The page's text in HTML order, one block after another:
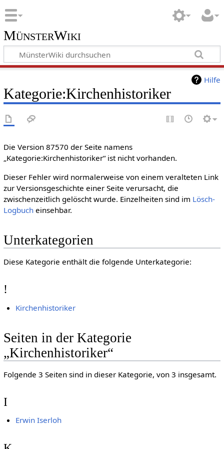
MünsterWiki
Hilfe
Kategorie:Kirchenhistoriker
Die Version 87570 der Seite namens
„Kategorie:Kirchenhistoriker“ ist nicht vorhanden.
Dieser Fehler wird normalerweise von einem veralteten Link
zur Versionsgeschichte einer Seite verursacht, die
zwischenzeitlich gelöscht wurde. Einzelheiten sind im Lösch-
Logbucheinsehbar.
Unterkategorien
Diese Kategorie enthält die folgende Unterkategorie:
!
Kirchenhistoriker
Seiten in der Kategorie
„Kirchenhistoriker“
Folgende 3 Seiten sind in dieser Kategorie, von 3 insgesamt.
I
Erwin Iserloh